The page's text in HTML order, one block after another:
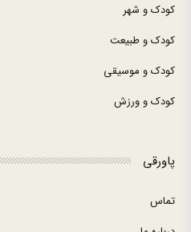
کودک و شهر
کودک و طبیعت
کودک و موسیقی
کودک و ورزش
پاورقی
تماس